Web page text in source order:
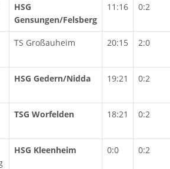
HSG
Gensungen/Felsberg
11:16 0:2
TS Großauheim 20:15 2:0
HSG Gedern/Nidda 19:21 0:2
TSG Worfelden 18:21 0:2
HSG Kleenheim 0:0 0:2